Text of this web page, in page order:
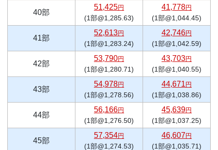
40部
51,425円
(1部@1,285.63)
41,778円
(1部@1,044.45)
41部
52,613円
(1部@1,283.24)
42,746円
(1部@1,042.59)
42部
53,790円
(1部@1,280.71)
43,703円
(1部@1,040.55)
43部
54,978円
(1部@1,278.56)
44,671 円
(1部@1,038.86)
44部
56,166円
(1部@1,276.50)
45,639円
(1部@1,037.25)
45部
57,354円
(1部@1,274.53)
46,607円
(1部@1,035.71)